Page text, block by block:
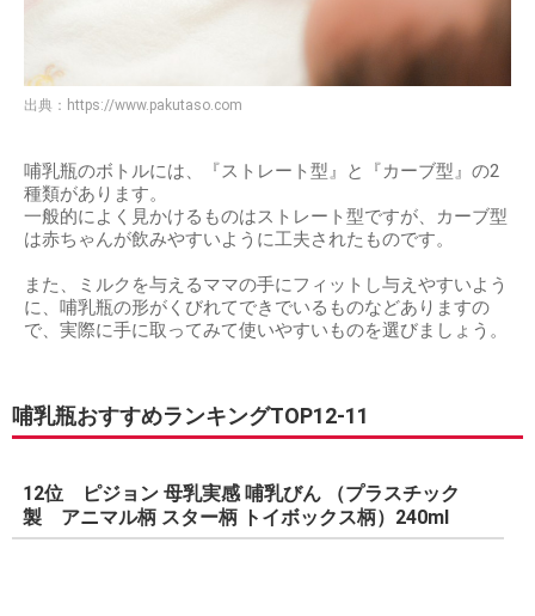
出典： https://www.pakutaso.com
哺乳瓶のボトルには、『ストレート型』と『カーブ型』の2
種類があります。
一般的によく見かけるものはストレート型ですが、カーブ型
は赤ちゃんが飲みやすいように工夫されたものです。
また、ミルクを与えるママの手にフィットし与えやすいよう
に、哺乳瓶の形がくびれてできでいるものなどありますの
で、実際に手に取ってみて使いやすいものを選びましょう。
哺乳瓶おすすめランキングTOP12-11
12位 ピジョン 母乳実感 哺乳びん （プラスチック
製 アニマル柄 スター柄 トイボックス柄）240ml